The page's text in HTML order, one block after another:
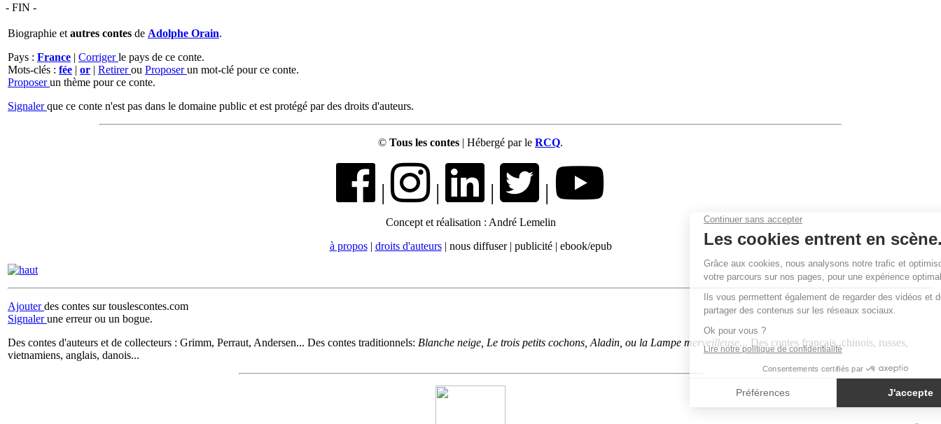
- FIN -
Biographie et autres contes de Adolphe Orain.
Pays : France | Corrigerle pays de ce conte.
Mots-clés : fée | or | Retirerou Proposerun mot-clé pour ce conte.
Proposerun thème pour ce conte.
Signalerque ce conte n'est pas dans le domaine public et est protégé par des droits d'auteurs.
© Tous les contes | Hébergé par le RCQ.
| | | |
Concept et réalisation : André Lemelin
à propos| droits d'auteurs| nous diffuser | publicité | ebook/epub
Ajouterdes contes sur touslescontes.com
Signalerune erreur ou un bogue.
Des contes d'auteurs et de collecteurs : Grimm, Perraut, Andersen... Des contes traditionnels: Blanche neige, Le trois petits cochons, Aladin, ou la Lampe merveilleuse... Des contes français, chinois, russes,
vietnamiens, anglais, danois...